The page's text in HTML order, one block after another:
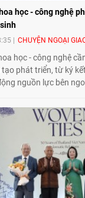
học - công nghệ
CHUYỆN NGOẠI
học - công nghệ
tạo phát triển, từ ký
nguồn lực bên
sáng tạo và chuyển